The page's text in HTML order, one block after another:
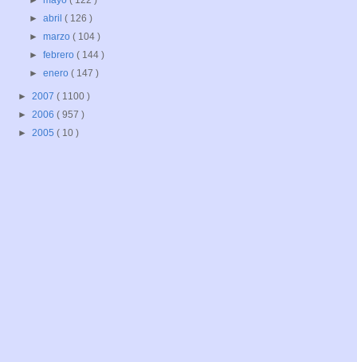
►abril( 126 )
►marzo( 104 )
►febrero( 144 )
►enero( 147 )
► 2007 ( 1100 )
► 2006 ( 957 )
► 2005 ( 10 )